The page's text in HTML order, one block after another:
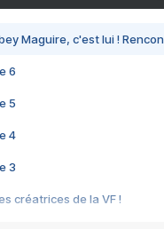
Maguire, c'est lui !
6
5
4
3
créatrices de la VF !